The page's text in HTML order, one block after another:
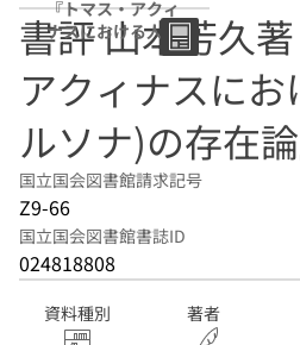
『トマス・アクィ
ナスにおける人格
(ペルソナ)の存在
論』
書評 山本芳久
アクィナスに
ルソナ)の存在論
国立国会図書館請求記号
Z9-66
国立国会図書館書誌ID
024818808
資料種別 著者